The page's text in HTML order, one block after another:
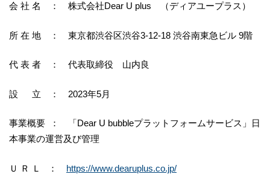
会 社 名 ： 株式会社Dear U plus （ディアユープラス）
所 在 地 ： 東京都渋谷区渋谷3-12-18 渋谷南東急ビル 9階
代 表 者 ： 代表取締役 山内良
設 立 ： 2023年5月
事業概要 ： 「Dear U bubbleプラットフォームサービス」日
本事業の運営及び管理
Ｕ Ｒ Ｌ ： https://www.dearuplus.co.jp/